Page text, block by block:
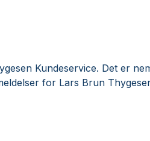
Kundeservice. Det er
for Lars Brun